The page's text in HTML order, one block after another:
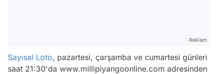
Reklam
Sayısal Loto, pazartesi, çarşamba ve cumartesi günleri
saat 21:30'da www.millipiyangoonline.com adresinden